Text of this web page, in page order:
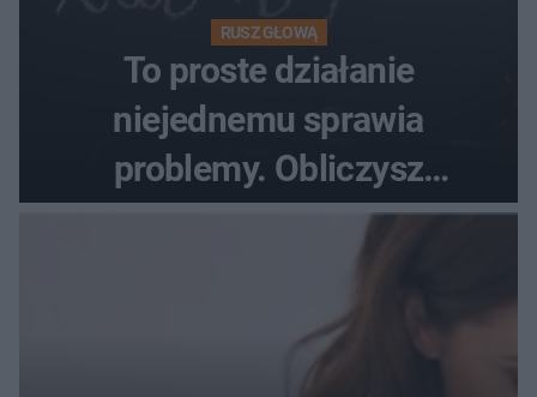
RUSZ GŁOWĄ
To proste działanie
niejednemu sprawia
problemy. Obliczysz
poprawnie, ile to jest